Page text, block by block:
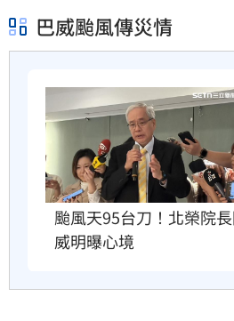
巴威颱風傳災情
颱風天95台刀！北榮院
威明曝心境